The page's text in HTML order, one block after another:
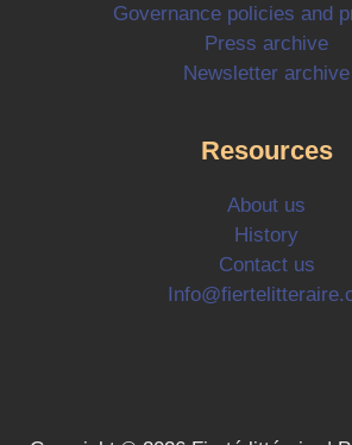
Governance policies and
Press archive
Newsletter archive
Resources
About us
History
Contact us